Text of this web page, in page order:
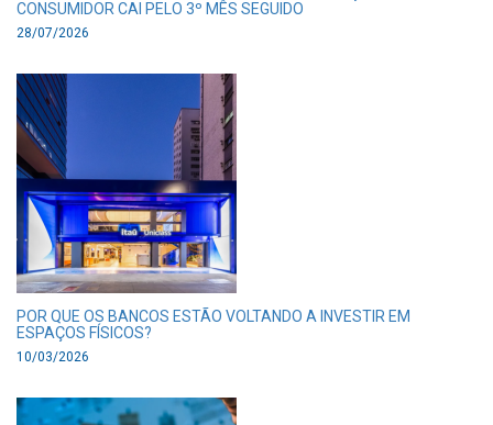
CONSUMIDOR CAI PELO 3º MÊS SEGUIDO
28/07/2026
POR QUE OS BANCOS ESTÃO VOLTANDO A INVESTIR EM
ESPAÇOS FÍSICOS?
10/03/2026